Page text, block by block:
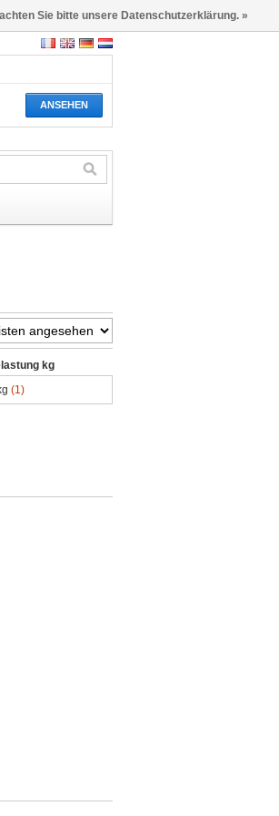
ANSEHEN
kg
(1)
Sie bitte unsere Datenschutzerklärung. »